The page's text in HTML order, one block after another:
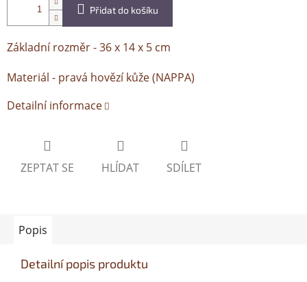
Přidat do košíku
Základní rozměr - 36 x 14 x 5 cm
Materiál - pravá hovězí kůže (NAPPA)
Detailní informace
ZEPTAT SE HLÍDAT SDÍLET
Popis
Detailní popis produktu